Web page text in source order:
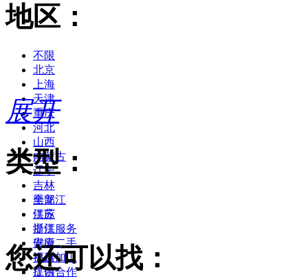
地区：
不限
北京
上海
天津
重庆
河北
山西
内蒙古
辽宁
吉林
黑龙江
江苏
浙江
安徽
福建
江西
展开
类型：
全部
供应
提供服务
供应二手
提供加工
提供合作
您还可以找：